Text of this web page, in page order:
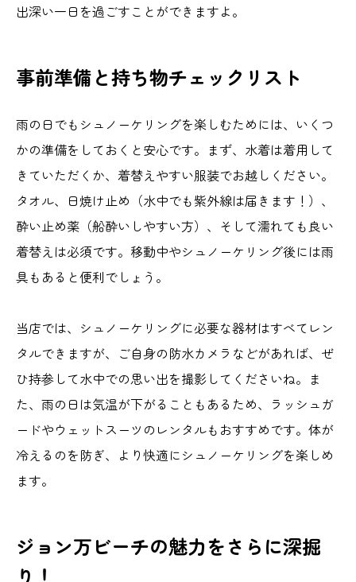
出深い一日を過ごすことができますよ。
事前準備と持ち物チェックリスト
雨の日でもシュノーケリングを楽しむためには、いくつ
かの準備をしておくと安心です。まず、水着は着用して
きていただくか、着替えやすい服装でお越しください。
タオル、日焼け止め（水中でも紫外線は届きます！）、
酔い止め薬（船酔いしやすい方）、そして濡れても良い
着替えは必須です。移動中やシュノーケリング後には雨
具もあると便利でしょう。
当店では、シュノーケリングに必要な器材はすべてレン
タルできますが、ご自身の防水カメラなどがあれば、ぜ
ひ持参して水中での思い出を撮影してくださいね。ま
た、雨の日は気温が下がることもあるため、ラッシュガ
ードやウェットスーツのレンタルもおすすめです。体が
冷えるのを防ぎ、より快適にシュノーケリングを楽しめ
ます。
ジョン万ビーチの魅力をさらに深掘
り！